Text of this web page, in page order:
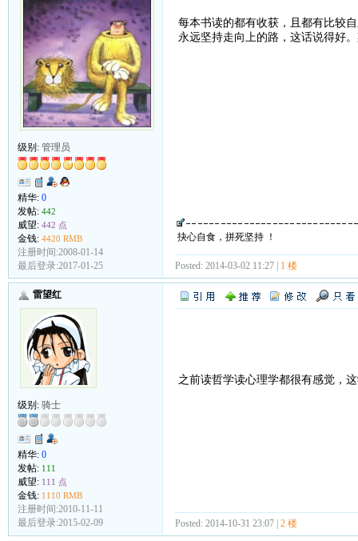
级别: 管理员
精华: 0
发帖: 442
威望: 442 点
金钱: 4420 RMB
注册时间:2008-01-14
最后登录:2017-01-25
每本书读的都有收获，且都有比较
永远坚持走向上的路，这话说得好
抉心自食，拼死坚持 ！
Posted: 2014-03-02 11:27 | 1 楼
雷望红
级别: 骑士
精华: 0
发帖: 111
威望: 111 点
金钱: 1110 RMB
注册时间:2010-11-11
最后登录:2015-02-09
之前读哲学读心理学都很有感觉，
Posted: 2014-10-31 23:07 | 2 楼